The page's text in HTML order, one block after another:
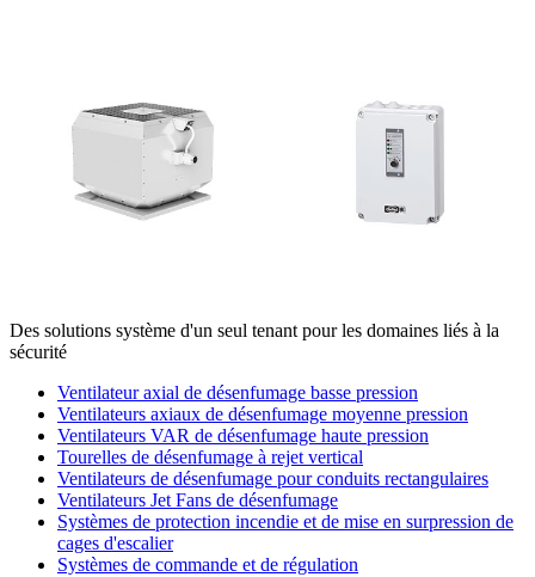
Des solutions système d'un seul tenant pour les domaines liés à la
sécurité
Ventilateur axial de désenfumage basse pression
Ventilateurs axiaux de désenfumage moyenne pression
Ventilateurs VAR de désenfumage haute pression
Tourelles de désenfumage à rejet vertical
Ventilateurs de désenfumage pour conduits rectangulaires
Ventilateurs Jet Fans de désenfumage
Systèmes de protection incendie et de mise en surpression de
cages d'escalier
Systèmes de commande et de régulation